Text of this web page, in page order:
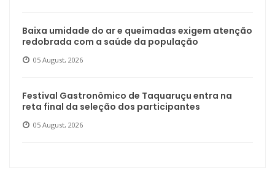
Baixa umidade do ar e queimadas exigem atenção
redobrada com a saúde da população
05 August, 2026
Festival Gastronômico de Taquaruçu entra na
reta final da seleção dos participantes
05 August, 2026